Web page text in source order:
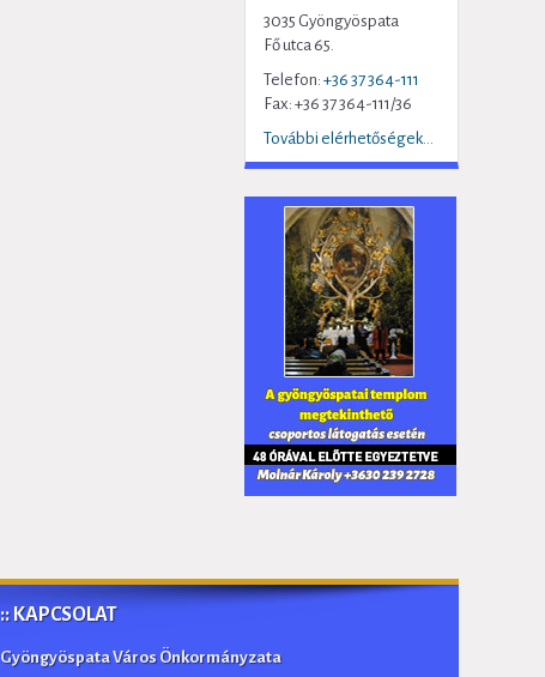
3035 Gyöngyöspata
Fő utca 65.
Telefon:+36 37 364-111
Fax: +36 37 364-111/36
További elérhetőségek...
:: KAPCSOLAT
Gyöngyöspata Város Önkormányzata